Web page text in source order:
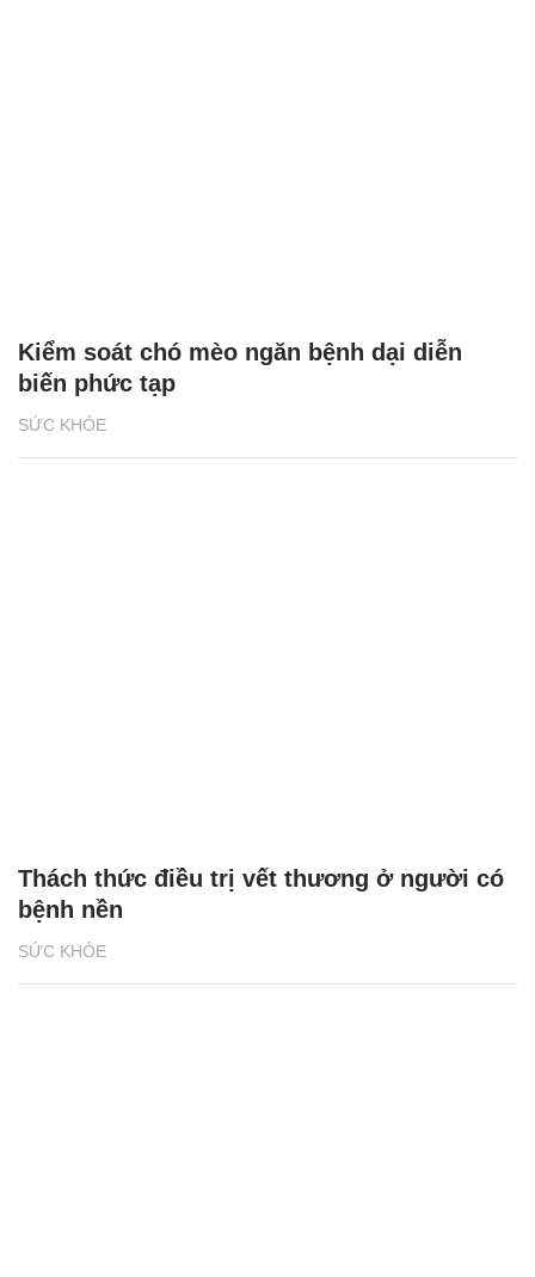
SỨC KHỎE
Kiểm soát chó mèo ngăn bệnh dại diễn
biến phức tạp
SỨC KHỎE
Thách thức điều trị vết thương ở người có
bệnh nền